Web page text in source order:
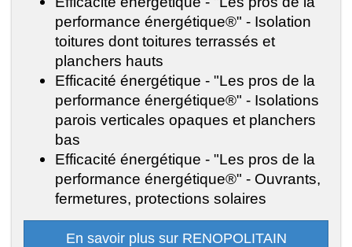
performance énergétique®" - Isolation
toitures dont toitures terrassés et
planchers hauts
Efficacité énergétique - "Les pros de la
performance énergétique®" - Isolations
parois verticales opaques et planchers
bas
Efficacité énergétique - "Les pros de la
performance énergétique®" - Ouvrants,
fermetures, protections solaires
En savoir plus sur RENOPOLITAIN